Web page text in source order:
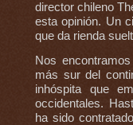
director chileno
esta opinión. Un
que da rienda
Nos
más sur del
inhóspita que
occidentales.
ha sido